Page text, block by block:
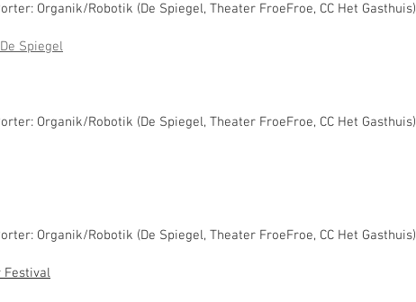
Organik/Robotik (De Spiegel, Theater FroeFroe, CC Het Gasthuis)
Spiegel
Organik/Robotik (De Spiegel, Theater FroeFroe, CC Het Gasthuis)
Organik/Robotik (De Spiegel, Theater FroeFroe, CC Het Gasthuis)
Festival